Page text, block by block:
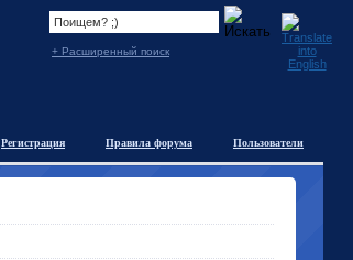
+ Расширенный поиск
Пользователи
Правила форума
Регистрация